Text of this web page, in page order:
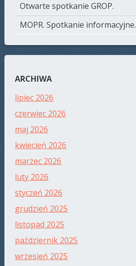
Otwarte spotkanie GROP.
MOPR. Spotkanie informacyjne.
ARCHIWA
lipiec 2026
czerwiec 2026
maj 2026
kwiecień 2026
marzec 2026
luty 2026
styczeń 2026
grudzień 2025
listopad 2025
październik 2025
wrzesień 2025